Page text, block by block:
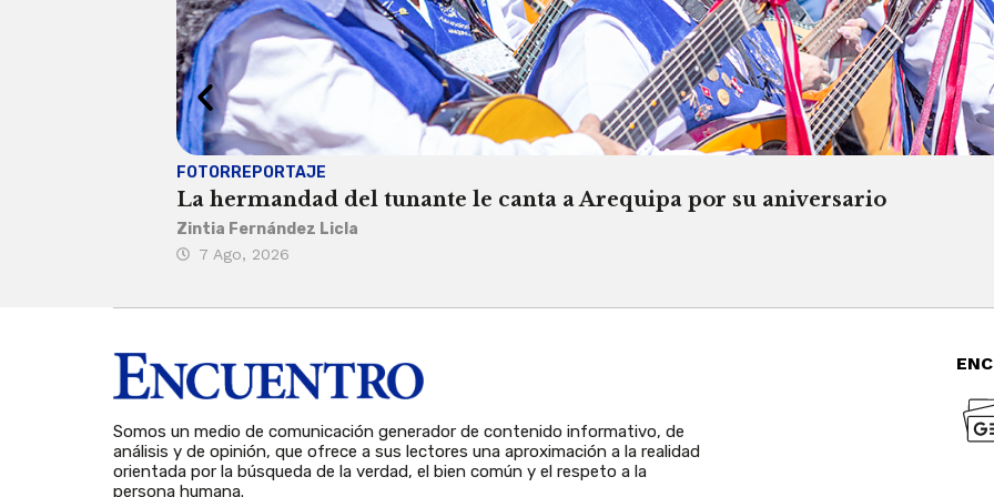
FOTORREPORTAJE
La hermandad del tunante le canta a Arequipa por su aniversario
Zintia Fernández Licla
7 Ago, 2026
Somos un medio de comunicación generador de contenido informativo, de
análisis y de opinión, que ofrece a sus lectores una aproximación a la realidad
orientada por la búsqueda de la verdad, el bien común y el respeto a la
persona humana.